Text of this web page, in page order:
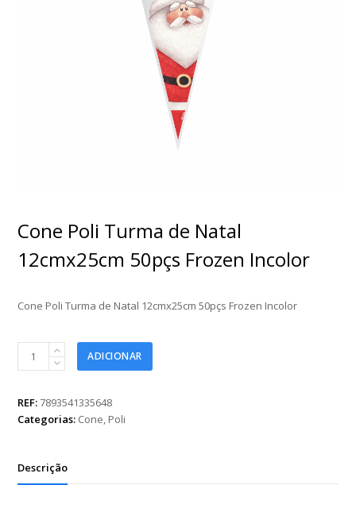
Cone Poli Turma de Natal
12cmx25cm 50pçs Frozen Incolor
Cone Poli Turma de Natal 12cmx25cm 50pçs Frozen Incolor
de
Natal
Frozen
Incolor
ADICIONAR
REF:7893541335648
Categorias: Cone, Poli
Descrição